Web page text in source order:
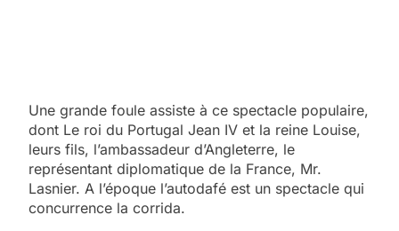
Une grande foule assiste à ce spectacle populaire,
dont Le roi du Portugal Jean IV et la reine Louise,
leurs fils, l’ambassadeur d’Angleterre, le
représentant diplomatique de la France, Mr.
Lasnier. A l’époque l’autodafé est un spectacle qui
concurrence la corrida.